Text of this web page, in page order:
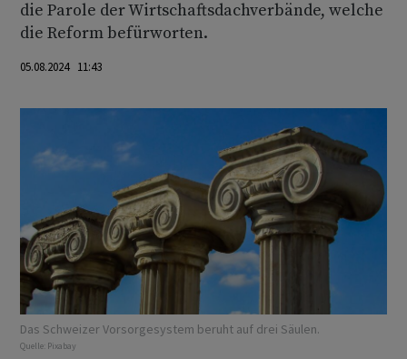
die Parole der Wirtschaftsdachverbände, welche
die Reform befürworten.
05.08.2024 11:43
Das Schweizer Vorsorgesystem beruht auf drei Säulen.
Quelle: Pixabay